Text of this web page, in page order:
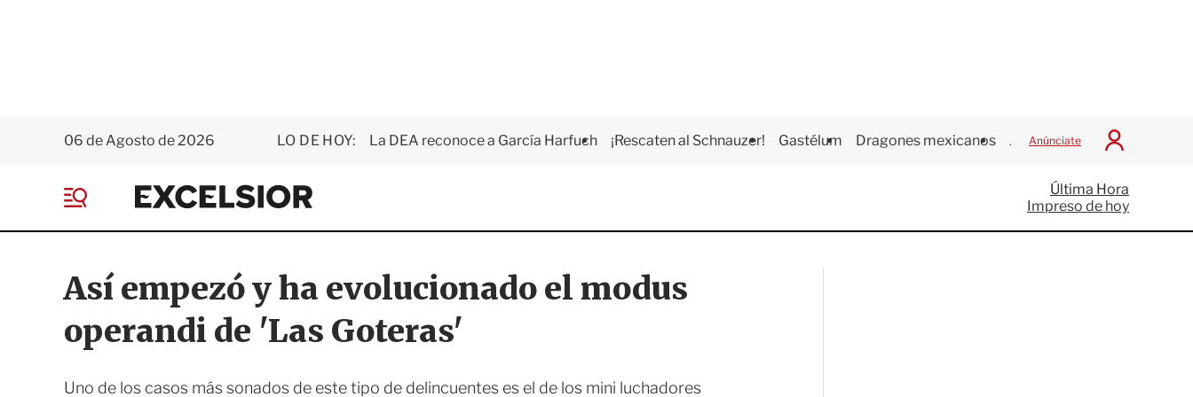
06 de Agosto de 2026 LO DE HOY: La DEA reconoce a García Harfuch ¡Rescaten al Schnauzer! Gastélum Dragones mexicanos Juegos Centroamericanos
Anúnciate
I
c
i
a
E
x
e
i
o
r
e
Última Hora
Impreso de hoy
Así empezó y ha evolucionado el modus
operandi de 'Las Goteras'
Uno de los casos más sonados de este tipo de delincuentes es el de los mini luchadores